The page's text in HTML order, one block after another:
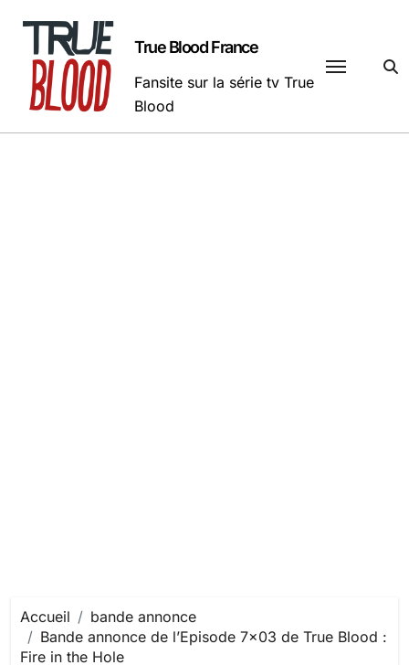
contenu
True Blood France
Fansite sur la série tv True
Blood
Accueil
bande annonce
Bande annonce de l’Episode 7×03 de True Blood :
Fire in the Hole